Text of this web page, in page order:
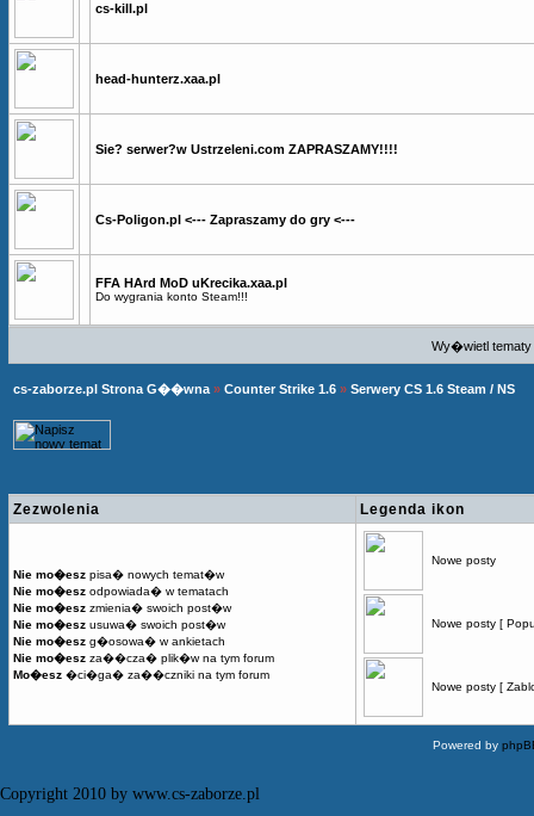
cs-kill.pl
head-hunterz.xaa.pl
Sie? serwer?w Ustrzeleni.com ZAPRASZAMY!!!!
Cs-Poligon.pl <--- Zapraszamy do gry <---
FFA HArd MoD uKrecika.xaa.pl
Do wygrania konto Steam!!!
Wy�wietl
cs-zaborze.pl Strona G��wna » Counter Strike 1.6 » Serwery CS 1.6 Steam / NS
Zezwolenia Legenda ikon
Nie mo�esz pisa� nowych temat�w
Nie mo�esz odpowiada� w tematach
Nie mo�esz zmienia� swoich post�w
Nie mo�esz usuwa� swoich post�w
Nie mo�esz g�osowa� w ankietach
Nie mo�esz za��cza� plik�w na tym forum
Mo�esz �ci�ga� za��czniki na tym forum
Nowe posty
Nowe posty [
Nowe posty [
Powered by
Copyright 2010 by www.cs-zaborze.pl